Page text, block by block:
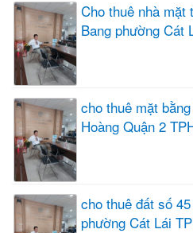
Cho thuê nhà mặt
Bang phường Cát
cho thuê mặt
Hoàng Quận 2
cho thuê đất số
phường Cát Lái